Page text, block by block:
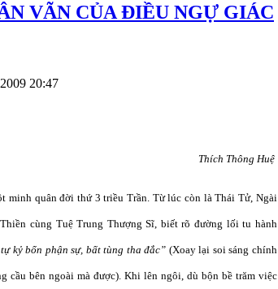
VÃN CỦA ĐIỀU NGỰ GIÁC
20:47
Thích Thông Huệ
minh quân đời thứ 3 triều Trần. Từ lúc còn là Thái Tử, Ngài
cùng Tuệ Trung Thượng Sĩ, biết rõ đường lối tu hành
kỷ bổn phận sự, bất tùng tha đắc” (Xoay lại soi sáng chính
cầu bên ngoài mà được). Khi lên ngôi, dù bộn bề trăm việc